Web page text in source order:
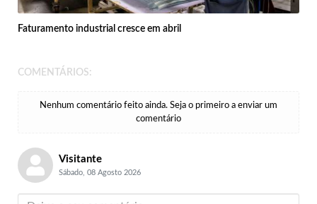
Faturamento industrial cresce em abril
COMENTÁRIOS:
Nenhum comentário feito ainda. Seja o primeiro a enviar um
comentário
Visitante
Sábado, 08 Agosto 2026